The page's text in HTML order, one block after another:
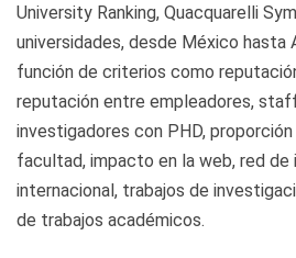
University Ranking, Quacquarelli
universidades, desde México hasta
función de criterios como
reputación entre empleadores,
investigadores con PHD,
facultad, impacto en la web, red de
internacional, trabajos de
de trabajos académicos.